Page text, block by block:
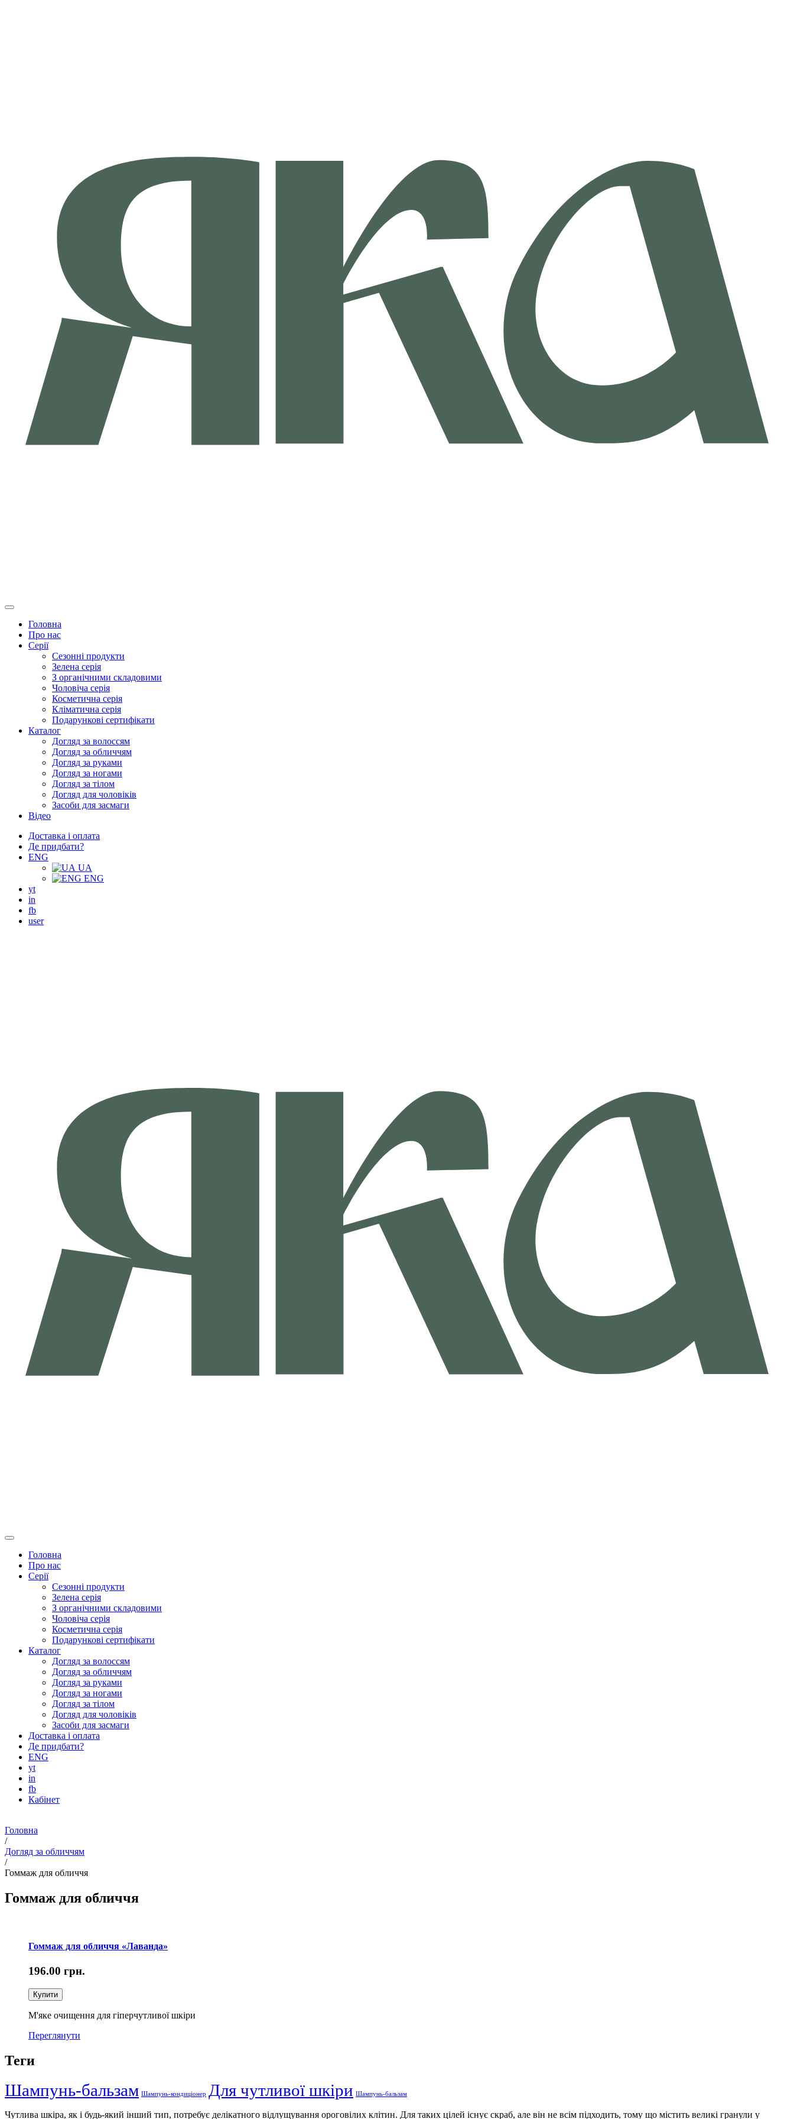
Головна
Про нас
Серії
Сезонні продукти
Зелена серія
З органічними складовими
Чоловіча серія
Косметична серія
Кліматична серія
Подарункові сертифікати
Каталог
Догляд за волоссям
Догляд за обличчям
Догляд за руками
Догляд за ногами
Догляд за тілом
Догляд для чоловіків
Засоби для засмаги
Відео
Доставка і оплата
Де придбати?
ENG
UA
ENG
yt
in
fb
user
Головна
Про нас
Серії
Сезонні продукти
Зелена серія
З органічними складовими
Чоловіча серія
Косметична серія
Подарункові сертифікати
Каталог
Догляд за волоссям
Догляд за обличчям
Догляд за руками
Догляд за ногами
Догляд за тілом
Догляд для чоловіків
Засоби для засмаги
Доставка і оплата
Де придбати?
ENG
yt
in
fb
Кабінет
Головна
/
Догляд за обличчям
/
Гоммаж для обличчя
Гоммаж для обличчя
Гоммаж для обличчя «Лаванда»
196.00 грн.
Купити
М'яке очищення для гіперчутливої шкіри
Переглянути
Теги
Шампунь-бальзам Шампунь-кондиціонер Для чутливої шкіри Шампунь-бальзам
Чутлива шкіра, як і будь-який інший тип, потребує делікатного відлущування ороговілих клітин. Для таких цілей існує скраб, але він не всім підходить, тому що містить великі гранули у